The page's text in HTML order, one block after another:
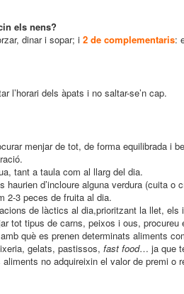
els nens?
dinar i sopar; i 2 de complementaris:
l’horari dels àpats i no saltar-se’n cap.
menjar de tot, de forma equilibrada i
tant a taula com al llarg del dia.
haurien d’incloure alguna verdura (cuita o
2-3 peces de fruita al dia.
de làctics al dia,prioritzant la llet,
tot tipus de carns, peixos i ous,
què es prenen determinats aliments
gelats, pastissos, fast food… ja que
no adquireixin el valor de premi o